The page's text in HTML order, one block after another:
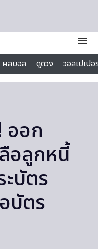
menu
ผลบอล ดูดวง
วอลเปเป
อก
อลูกหนี้
ะบัตร
บัตร